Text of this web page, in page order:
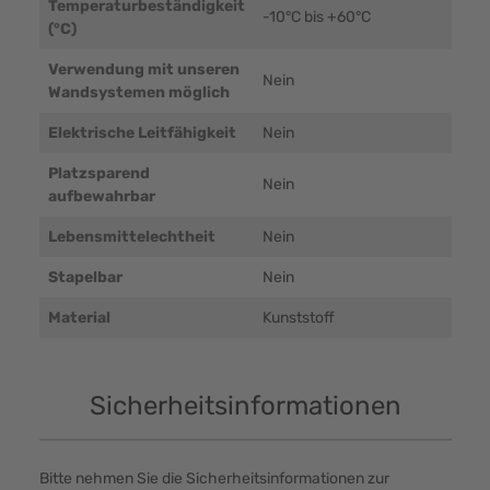
Temperaturbeständigkeit
(°C)
-10°C bis +60°C
Verwendung mit unseren
Wandsystemen möglich
Nein
Elektrische Leitfähigkeit Nein
Platzsparend
aufbewahrbar
Nein
Lebensmittelechtheit Nein
Stapelbar Nein
Material Kunststoff
Sicherheitsinformationen
Bitte nehmen Sie die Sicherheitsinformationen zur